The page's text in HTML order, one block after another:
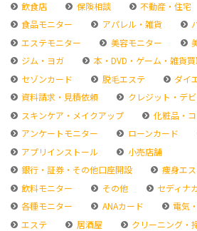
飲食店
保険相談 不動産・住宅
食品モニター
アパレル・雑貨
エステモニター
美容モニター
ジム・ヨガ
本・DVD・ゲーム・雑貨
セゾンカード
脱毛エステ
ダイ
資料請求・見積依頼
クレジット・デ
スキンケア・メイクアップ
化粧品・
アンケートモニター
ローンカード
アプリインストール
小売店舗
銀行・証券・その他口座開設
痩身エ
飲料モニター
その他
セディナ
各種モニター
ANAカード
電気
エステ
居酒屋
クリーニング・